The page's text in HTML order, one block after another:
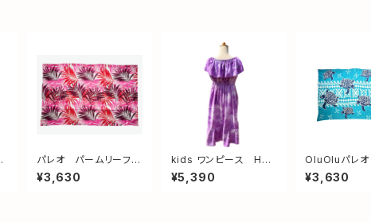
パレオ パームリーフ
pink & red
¥3,630
kids ワンピース HA
NAパープル サイズM
(120〜130)
¥5,390
OluOluパレオ
ミリー Blue
¥3,630